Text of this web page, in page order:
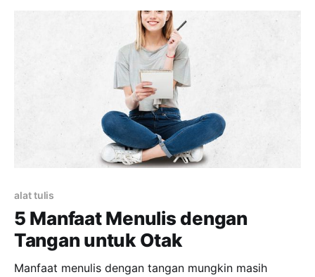
alat tulis
5 Manfaat Menulis dengan
Tangan untuk Otak
Manfaat menulis dengan tangan mungkin masih